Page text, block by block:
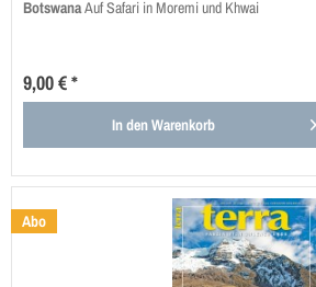
BotswanaAuf Safari in Moremi und Khwai
9,00 € *
In denWarenkorb
Abo